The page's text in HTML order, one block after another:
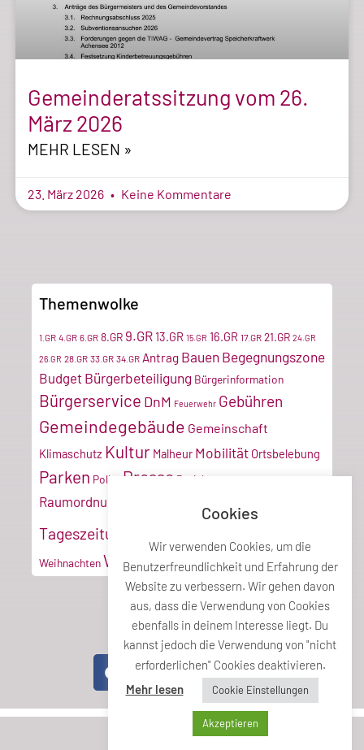
Gemeinderatssitzung vom 26.
März 2026
MEHR LESEN »
23. März 2026 Keine Kommentare
Themenwolke
1.GR 4.GR 6.GR 8.GR 9.GR 13.GR 15.GR 16.GR 17.GR 21.GR 24.GR
26.GR 28.GR 33.GR 34.GR Antrag BauenBegegnungszone
Budget Bürgerbeteiligung Bürgerinformation
Bürgerservice DnM Feuerwehr Gebühren
Gemeindegebäude Gemeinschaft
Klimaschutz Kultur Malheur Mobilität Ortsbelebung
Parken Poller Presse Projektmanagement
Raumordnung
Tageszeitung
WeihnachtenWirtschaft
Teile diesen Beitrag
Cookies
Wir verwenden Cookies, um die
Benutzerfreundlichkeit und Erfahrung der
Website zu verbessern. Wir gehen davon
aus, dass die Verwendung von Cookies
ebenfalls in deinem Interesse liegt. Du
kannst jedoch die Verwendung von "nicht
erforderlichen" Cookies deaktivieren.
Mehr lesen
Cookie Einstellungen
Akzeptieren